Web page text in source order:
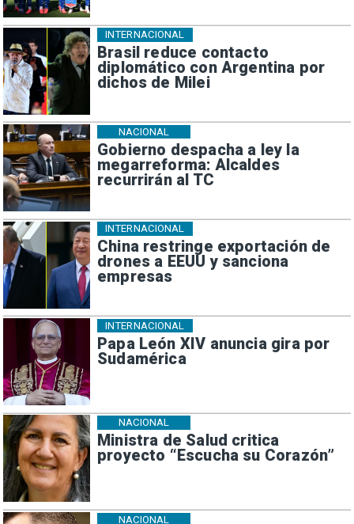
Brasil reduce contacto
diplomático con Argentina por
dichos de Milei
INTERNACIONAL
Gobierno despacha a ley la
megarreforma: Alcaldes
recurrirán al TC
NACIONAL
China restringe exportación de
drones a EEUU y sanciona
empresas
INTERNACIONAL
Papa León XIV anuncia gira por
Sudamérica
INTERNACIONAL
Ministra de Salud critica
proyecto “Escucha su Corazón”
NACIONAL
NACIONAL